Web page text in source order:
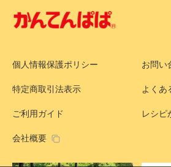
個人情報保護ポリシー お問い
特定商取引法表示 よくあ
ご利用ガイド レシピ
会社概要